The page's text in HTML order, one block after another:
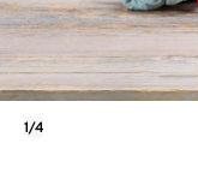
1/4